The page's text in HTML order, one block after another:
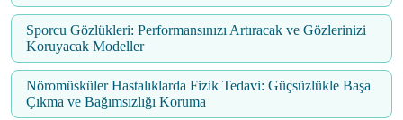
Sporcu Gözlükleri: Performansınızı Artıracak ve Gözlerinizi
Koruyacak Modeller
Nöromüsküler Hastalıklarda Fizik Tedavi: Güçsüzlükle Başa
Çıkma ve Bağımsızlığı Koruma